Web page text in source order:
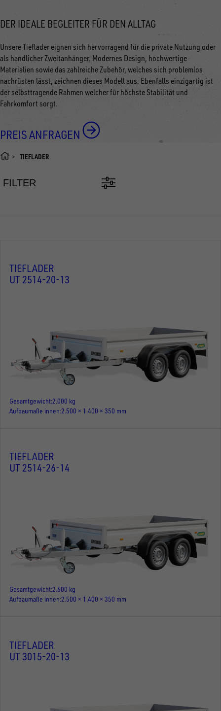
DER IDEALE BEGLEITER FÜR DEN ALLTAG
Unsere Tieflader eignen sich hervorragend für die private Nutzung oder
als handlicher Zweitanhänger. Modernes Design, hochwertige
Materialien sowie das zahlreiche Zubehör, welches sich problemlos
nachrüsten lässt, zeichnen dieses Modell aus. Ebenfalls einzigartig ist
der selbsttragende Rahmen welcher für höchste Stabilität und
Fahrkomfort sorgt.
PREIS ANFRAGEN
TIEFLADER
FILTER
TIEFLADER
UT 2514-20-13
Gesamtgewicht 2.000 kg
Aufbaumaße innen 2.500 × 1.400 × 350 mm
TIEFLADER
UT 2514-26-14
Gesamtgewicht 2.600 kg
Aufbaumaße innen 2.500 × 1.400 × 350 mm
TIEFLADER
UT 3015-20-13